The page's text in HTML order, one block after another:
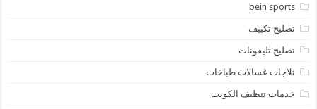
bein sports
تصليح تكييف
تصليح تليفونات
ثلاجات غسالات طباخات
خدمات تنظيف الكويت